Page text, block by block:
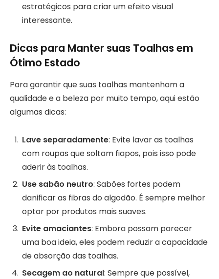
estratégicos para criar um efeito visual
interessante.
Dicas para Manter suas Toalhas em
Ótimo Estado
Para garantir que suas toalhas mantenham a
qualidade e a beleza por muito tempo, aqui estão
algumas dicas:
Lave separadamente: Evite lavar as toalhas
com roupas que soltam fiapos, pois isso pode
aderir às toalhas.
Use sabão neutro: Sabões fortes podem
danificar as fibras do algodão. É sempre melhor
optar por produtos mais suaves.
Evite amaciantes: Embora possam parecer
uma boa ideia, eles podem reduzir a capacidade
de absorção das toalhas.
Secagem ao natural: Sempre que possível,